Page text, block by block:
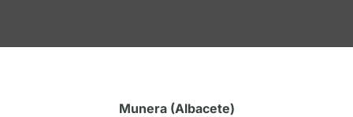
Munera (Albacete)